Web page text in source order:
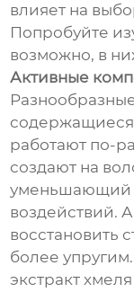
влияет на
Попробуйте
возможно, в
Активные
содержащиеся
работают по-
создают на
уменьшающий
воздействий.
восстановить
более
экстракт